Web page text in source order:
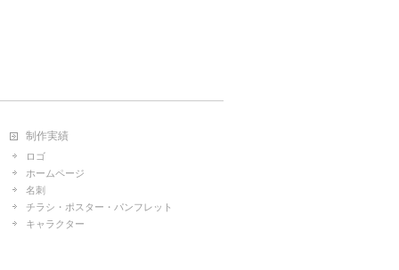
制作実績
ロゴ
ホームページ
名刺
チラシ・ポスター・パンフレット
キャラクター